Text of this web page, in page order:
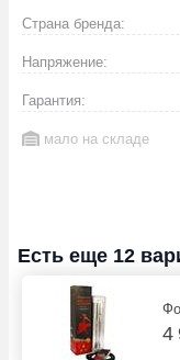
Страна бренда:
Напряжение:
Гарантия:
мало на складе
Есть еще 12
4